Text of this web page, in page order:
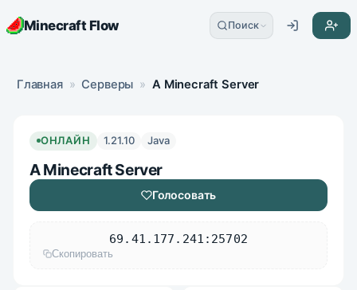
Minecraft Flow Поиск
Главная » Серверы » A Minecraft Server
ОНЛАЙН 1.21.10 Java
A Minecraft Server
Голосовать
69.41.177.241:25702
Скопировать